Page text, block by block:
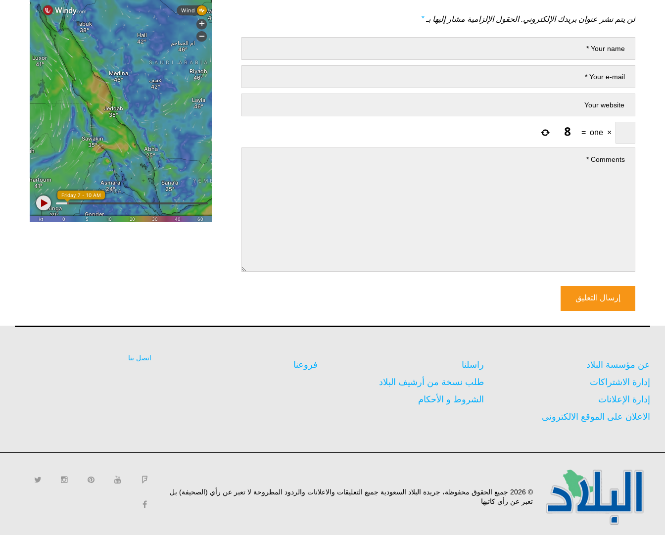
لن يتم نشر عنوان بريدك الإلكتروني. الحقول الإلزامية مشار إليها بـ*
×
one
=
عن مؤسسة البلاد
إدارة الاشتراكات
إدارة الإعلانات
الاعلان على الموقع الالكترونى
راسلنا
طلب نسخة من أرشيف البلاد
الشروط و الأحكام
فروعنا
اتصل بنا
© 2026 جميع الحقوق محفوظة، جريدة البلاد السعودية جميع التعليقات والاعلانات والردود المطروحة لا تعبر عن رأي (الصحيفة) بل
تعبر عن رأي كاتبها